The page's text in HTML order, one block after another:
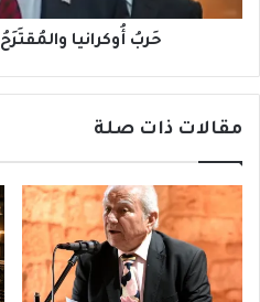
حَربُ أُوكرانيا
مقالات ذات صلة